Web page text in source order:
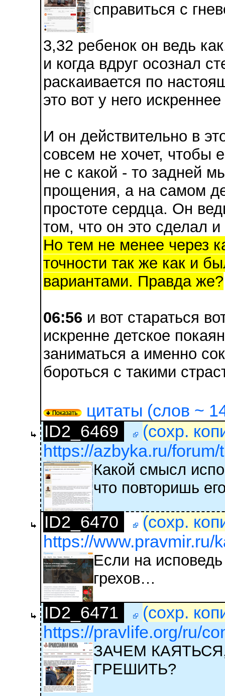
справиться с
3,32 ребенок он ведь
и когда вдруг осознал
раскаивается по
это вот у него
И он действительно в
совсем не хочет, чтобы
не с какой - то задней
прощения, а на самом
простоте сердца. Он
том, что он это сделал
Но тем не менее через
точности так же как и
вариантами. Правда же?
06:56 и вот стараться
искренне детское
заниматься а именно
бороться с такими
цитаты (слов ~
ID2_6469
(сохр.
https://azbyka.ru/
Какой смысл
что повторишь
ID2_6470
(сохр.
https://www.pravmir.ru/
Если на
грехов…
ID2_6471
(сохр.
https://pravlife.org/ru/
ЗАЧЕМ
ГРЕШИТЬ?